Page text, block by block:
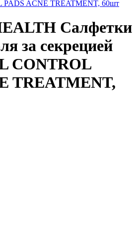
Салфетки
за секрецией
CONTROL
TREATMENT,